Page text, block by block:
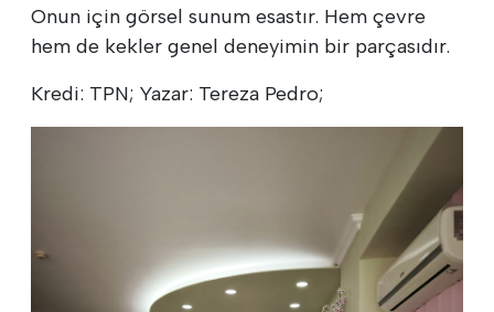
Onun için görsel sunum esastır. Hem çevre
hem de kekler genel deneyimin bir parçasıdır.
Kredi: TPN; Yazar: Tereza Pedro;